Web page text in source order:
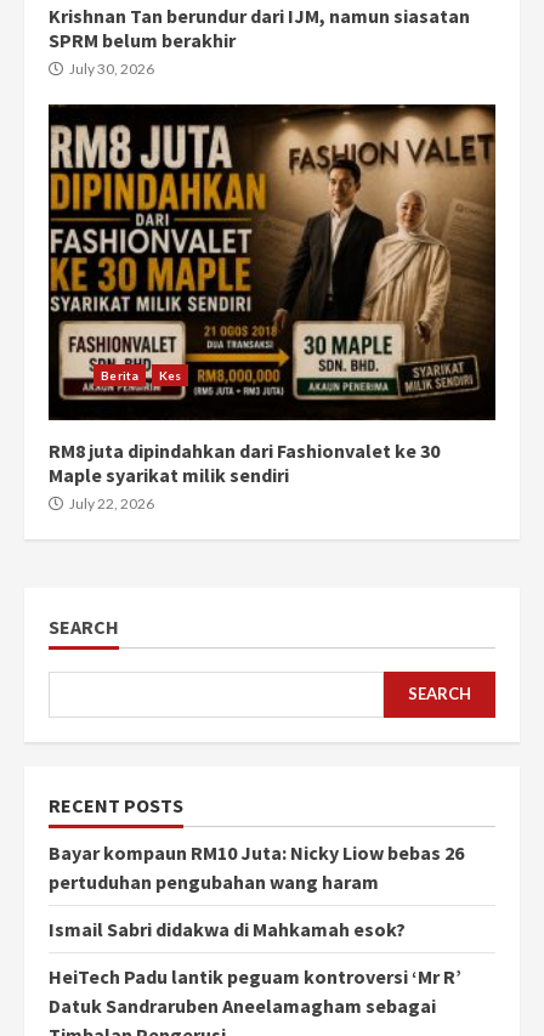
Krishnan Tan berundur dari IJM, namun siasatan
SPRM belum berakhir
July 30, 2026
Berita Kes
RM8 juta dipindahkan dari Fashionvalet ke 30
Maple syarikat milik sendiri
July 22, 2026
SEARCH
SEARCH
RECENT POSTS
Bayar kompaun RM10 Juta: Nicky Liow bebas 26
pertuduhan pengubahan wang haram
Ismail Sabri didakwa di Mahkamah esok?
HeiTech Padu lantik peguam kontroversi ‘Mr R’
Datuk Sandraruben Aneelamagham sebagai